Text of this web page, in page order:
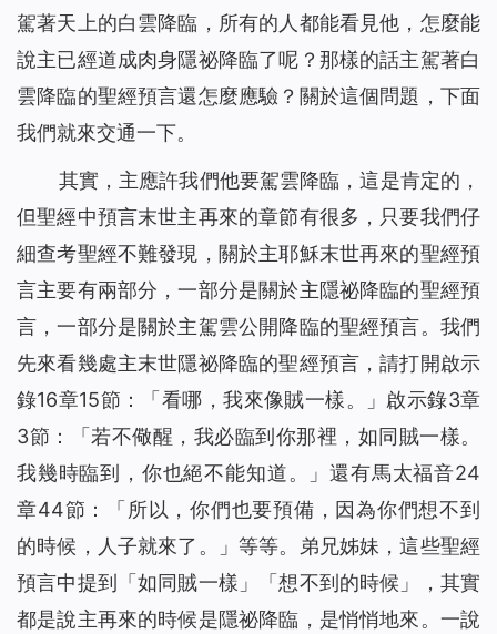
駕著天上的白雲降臨，所有的人都能看見他，怎麼能
說主已經道成肉身隱祕降臨了呢？那樣的話主駕著白
雲降臨的聖經預言還怎麼應驗？關於這個問題，下面
我們就來交通一下。
其實，主應許我們他要駕雲降臨，這是肯定的，
但聖經中預言末世主再來的章節有很多，只要我們仔
細查考聖經不難發現，關於主耶穌末世再來的聖經預
言主要有兩部分，一部分是關於主隱祕降臨的聖經預
言，一部分是關於主駕雲公開降臨的聖經預言。我們
先來看幾處主末世隱祕降臨的聖經預言，請打開啟示
錄16章15節：「 看哪，我來像賊一樣。
」啟示錄3章
3節：「 若不儆醒，我必臨到你那裡，如同賊一樣。
我幾時臨到，你也絕不能知道。
」還有馬太福音24
章44節：「 所以，你們也要預備，因為你們想不到
的時候，人子就來了。
」等等。弟兄姊妹，這些聖經
預言中提到「如同賊一樣 」「想不到的時候 」，其實
都是說主再來的時候是隱祕降臨，是悄悄地來。一說